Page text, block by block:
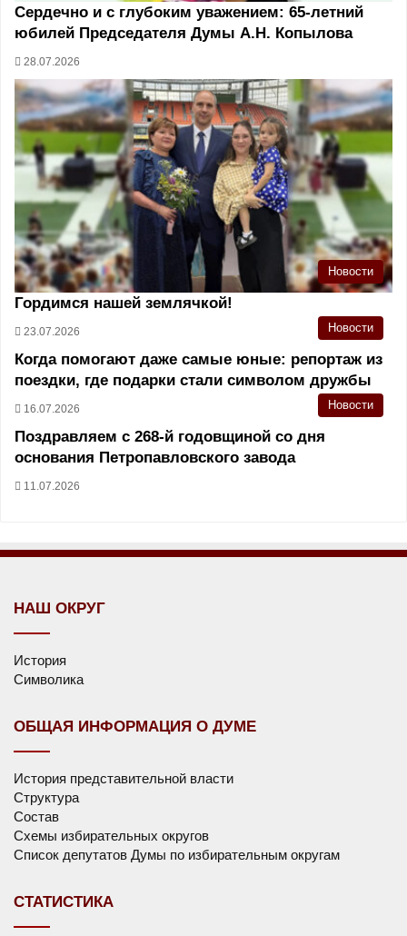
Сердечно и с глубоким уважением: 65-летний
юбилей Председателя Думы А.Н. Копылова
28.07.2026
Новости
Гордимся нашей землячкой!
23.07.2026 Новости
Когда помогают даже самые юные: репортаж из
поездки, где подарки стали символом дружбы
16.07.2026 Новости
Поздравляем с 268-й годовщиной со дня
основания Петропавловского завода
11.07.2026
НАШ ОКРУГ
История
Символика
ОБЩАЯ ИНФОРМАЦИЯ О ДУМЕ
История представительной власти
Структура
Состав
Схемы избирательных округов
Список депутатов Думы по избирательным округам
СТАТИСТИКА